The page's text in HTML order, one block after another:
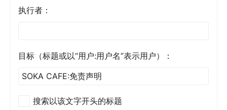
执行者：
目标（标题或以“用户:用户名”表示用户）：
搜索以该文字开头的标题